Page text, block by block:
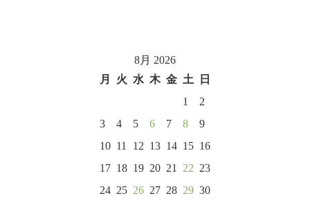
8月 2026
月
火 水 木 金 土
日
1
2
3
4 5 6 7 8
9
10 11 12 13 14 15 16
17 18 19 20 21 22 23
24 25 26 27 28 29 30